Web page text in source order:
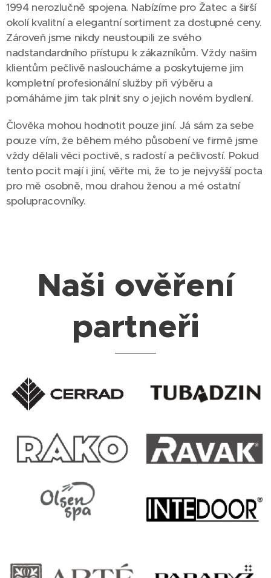
1994 nerozlučně spojena. Nabízíme pro Žatec a širší
okolí kvalitní a elegantní sortiment za dostupné ceny.
Zároveň jsme nikdy neustoupili ze svého
nadstandardního přístupu k zákazníkům. Vždy našim
klientům pečlivě nasloucháme a poskytujeme jim
kompletní profesionální služby při výběru a
pomáháme jim tak plnit sny o jejich novém bydlení.
Člověka mohou hodnotit pouze jiní. Já sám za sebe
pouze vím, že během mého působení ve firmě jsme
vždy dělali věci poctivě, s radostí a pečlivostí. Pokud
tento pocit mají i jiní, věřte mi, že to je nejvyšší pocta
pro mě osobně, mou drahou ženou a mé ostatní
spolupracovníky.
Naši ověření
partneři